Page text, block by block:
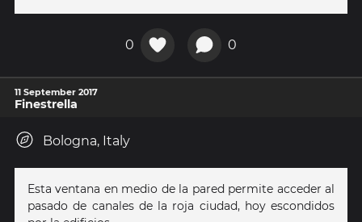
0 0
11 September 2017
Finestrella
Bologna, Italy
Esta ventana en medio de la pared permite acceder al
pasado de canales de la roja ciudad, hoy escondidos